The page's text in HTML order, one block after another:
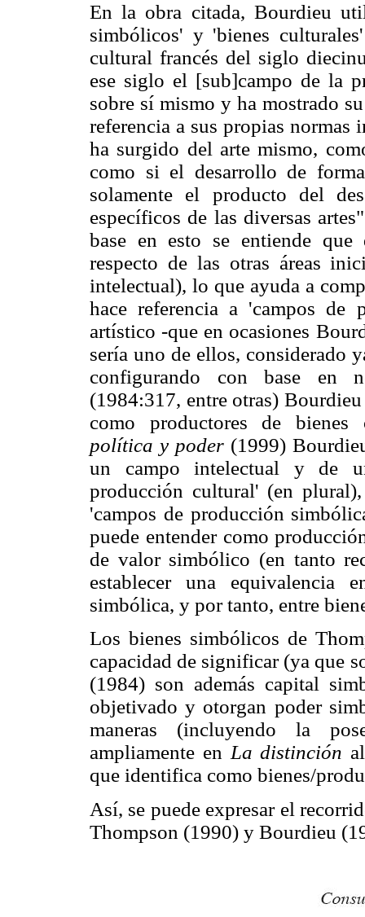
En la obra citada, Bourdieu
simbólicos' y 'bienes
cultural francés del siglo
ese siglo el [sub]campo de la
sobre sí mismo y ha mostrado
referencia a sus propias
ha surgido del arte mismo,
como si el desarrollo de
solamente el producto del
específicos de las diversas
base en esto se entiende
respecto de las otras áreas
intelectual), lo que ayuda a
hace referencia a 'campos
artístico -que en ocasiones
sería uno de ellos, considerado
configurando con base en
(1984:317, entre otras)
como productores de
política y poder(1999)
un campo intelectual y de
producción cultural' (en
'campos de producción
puede entender como
de valor simbólico (en tanto
establecer una equivalencia
simbólica, y por tanto, entre
Los bienes simbólicos de
capacidad de significar (ya que
(1984) son además capital
objetivado y otorgan poder
maneras (incluyendo la
ampliamente en La distinción
que identifica como bienes/
Así, se puede expresar el
Thompson (1990) y Bourdieu